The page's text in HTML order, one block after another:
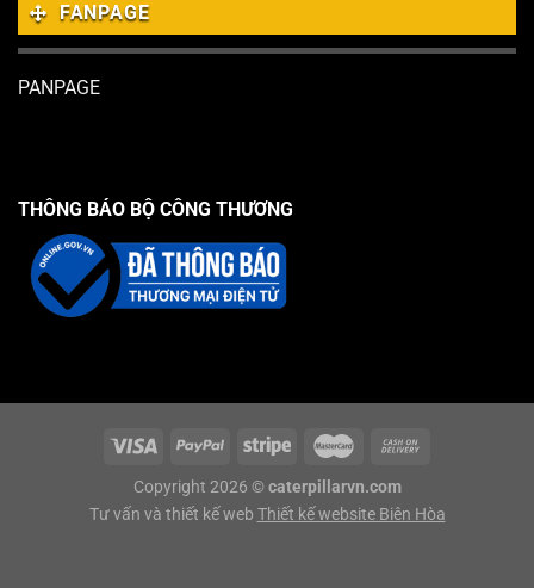
FANPAGE
PANPAGE
THÔNG BÁO BỘ CÔNG THƯƠNG
Copyright 2026 © caterpillarvn.com
Tư vấn và thiết kế web Thiết kế website Biên Hòa